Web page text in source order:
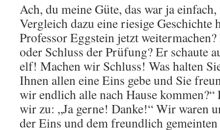
Ach, du meine Güte, das war ja
Vergleich dazu eine riesige
Professor Eggstein jetzt
oder Schluss der Prüfung? Er schaute
elf! Machen wir Schluss! Was halten
Ihnen allen eine Eins gebe und Sie
wir endlich alle nach Hause
wir zu: „Ja gerne! Danke!“ Wir waren
der Eins und dem freundlich